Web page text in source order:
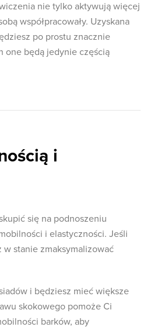
nie tylko aktywują więcej
współpracowały. Uzyskana
po prostu znacznie
one będą jedynie częścią
i
się na podnoszeniu
i elastyczności. Jeśli
stanie zmaksymalizować
i będziesz mieć większe
skokowego pomoże Ci
barków, aby